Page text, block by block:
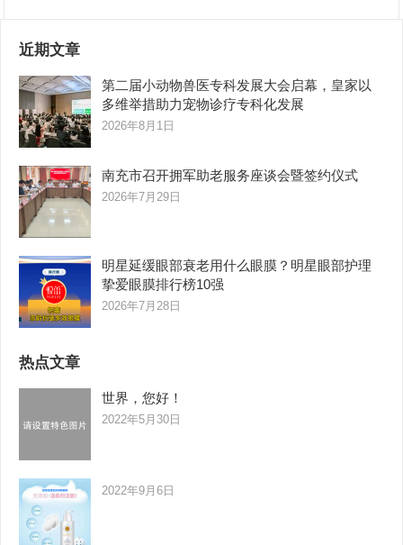
近期文章
第二届小动物兽医专科发展大会启幕，皇家以
多维举措助力宠物诊疗专科化发展
2026年8月1日
南充市召开拥军助老服务座谈会暨签约仪式
2026年7月29日
明星延缓眼部衰老用什么眼膜？明星眼部护理
挚爱眼膜排行榜10强
2026年7月28日
热点文章
世界，您好！
2022年5月30日
2022年9月6日